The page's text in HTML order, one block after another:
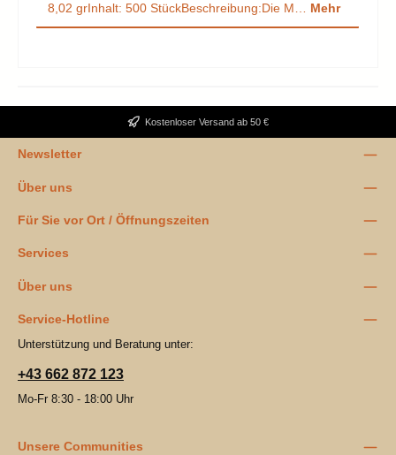
8,02 grInhalt: 500 StückBeschreibung:Die M… Mehr
Kostenloser Versand ab 50 €
Newsletter
Über uns
Für Sie vor Ort / Öffnungszeiten
Services
Über uns
Service-Hotline
Unterstützung und Beratung unter:
+43 662 872 123
Mo-Fr 8:30 - 18:00 Uhr
Unsere Communities